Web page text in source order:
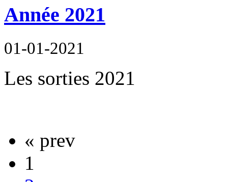
Année 2021
01-01-2021
Les sorties 2021
« prev
1